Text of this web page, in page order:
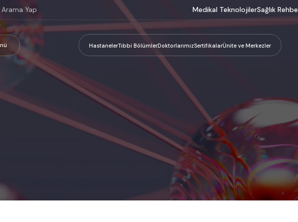
Medikal TeknolojilerSağlık
HastanelerTıbbi BölümlerDoktorlarımızSertifikalarÜnite ve Merkezler